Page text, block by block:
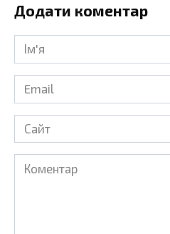
Додати коментар
Ім'я
Email
Сайт
Коментар